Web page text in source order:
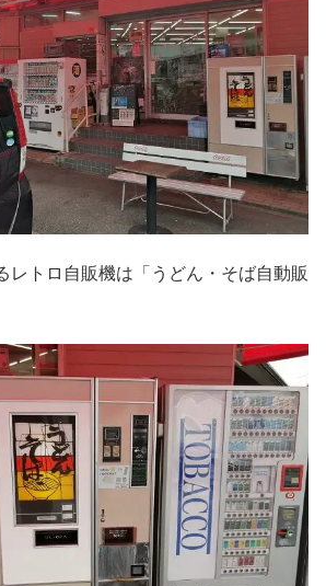
レトロ自販機は「うどん・そば自動販